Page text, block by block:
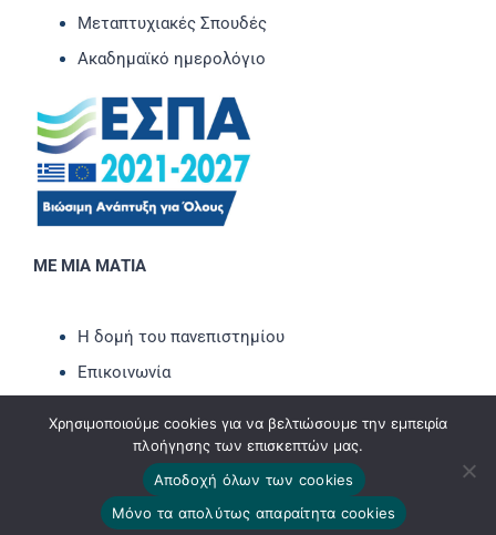
Μεταπτυχιακές Σπουδές
Ακαδημαϊκό ημερολόγιο
ΜΕ ΜΙΑ ΜΑΤΙΑ
Η δομή του πανεπιστημίου
Επικοινωνία
Εκδηλώσεις
Newsletter
Χρησιμοποιούμε cookies για να βελτιώσουμε την εμπειρία
πλοήγησης των επισκεπτών μας.
Αποδοχή όλων των cookies
Μόνο τα απολύτως απαραίτητα cookies